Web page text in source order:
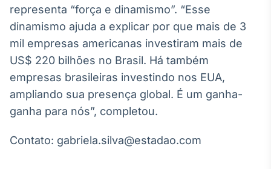
Curadoria de
conteúdos
noticiosos
Soluções de
Tecnologia
Broadcast
Monitoramento
inteligente de
representa “força e dinamismo”. “Esse
dinamismo ajuda a explicar por que mais de 3
mil empresas americanas investiram mais de
US$ 220 bilhões no Brasil. Há também
empresas brasileiras investindo nos EUA,
ampliando sua presença global. É um ganha-
ganha para nós”, completou.
Contato: gabriela.silva@estadao.com